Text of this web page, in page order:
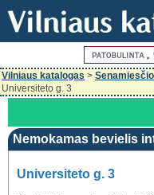
Vilniaus katalogas >
Universiteto g. 3
Nemokamas bevielis
Universiteto g. 3